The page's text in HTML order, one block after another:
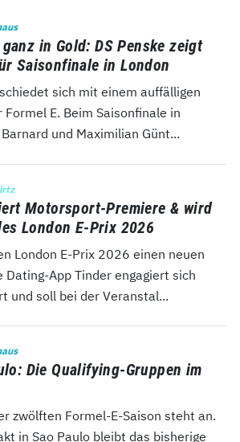
in Gold: DS Penske zeigt
Saisonfinale in London
sich mit einem auffälligen
E. Beim Saisonfinale in
und Maximilian Günt...
Motorsport-Premiere & wird
London E-Prix 2026
London E-Prix 2026 einen neuen
Dating-App Tinder engagiert sich
und soll bei der Veranstal...
Die Qualifying-Gruppen im
zwölften Formel-E-Saison steht an.
in Sao Paulo bleibt das bisherige